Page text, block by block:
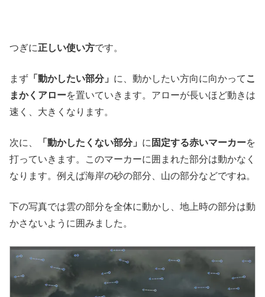
つぎに正しい使い方です。
まず 「動かしたい部分」 に、動かしたい方向に向かって こ
まかくアローを置いていきます。アローが長いほど動きは
速く、大きくなります。
次に、 「動かしたくない部分」 に 固定する赤いマーカーを
打っていきます。このマーカーに囲まれた部分は動かなく
なります。例えば海岸の砂の部分、山の部分などですね。
下の写真では雲の部分を全体に動かし、地上時の部分は動
かさないように囲みました。